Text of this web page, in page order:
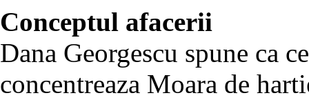
Conceptul afacerii
Dana Georgescu spune ca
concentreaza Moara de